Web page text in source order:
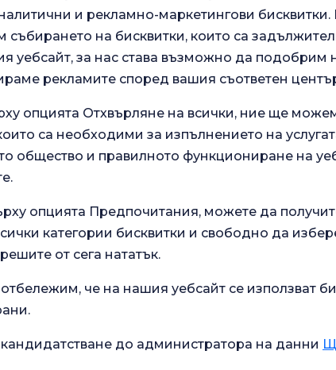
Училище за
бременност
състояние
Какви са симптомите на
и рекламно-маркетингови бисквитки.
събирането на бисквитки, които са
уебсайт, за нас става възможно да подобрим
рекламите според вашия съответен
опцията Отхвърляне на всички, ние ще
са необходими за изпълнението на
общество и правилното функциониране на
опцията Предпочитания, можете да
категории бисквитки и свободно да
от сега нататък.
че на нашия уебсайт се използват
до администратора на данни